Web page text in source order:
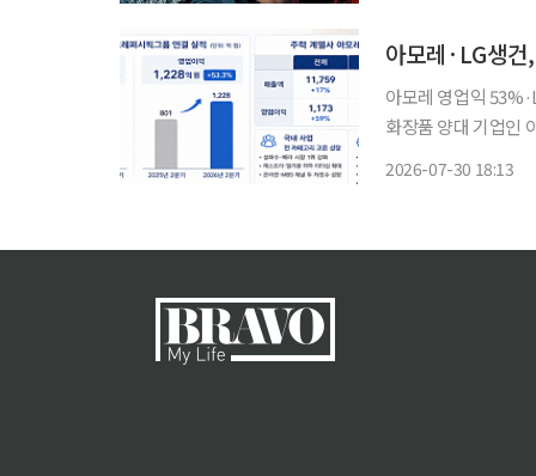
아모레·LG생
아모레 영업익
화장품 양대 기업인
2026-07-30 18:13